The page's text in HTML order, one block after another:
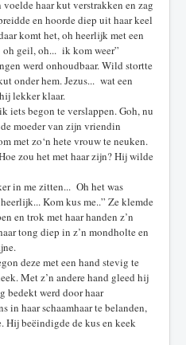
haar kut verstrakken en zag
en hoorde diep uit haar keel
komt het, oh heerlijk met een
oh geil, oh... ik kom weer”
werd onhoudbaar. Wild stortte
onder hem. Jezus... wat een
lekker klaar.
iets begon te verslappen. Goh, nu
moeder van zijn vriendin
met zo‘n hete vrouw te neuken.
zou het met haar zijn? Hij wilde
in me zitten... Oh het was
Kom kus me..” Ze klemde
en trok met haar handen z’n
tong diep in z’n mondholte en
deze met een hand stevig te
Met z’n andere hand gleed hij
bedekt werd door haar
in haar schaamhaar te belanden,
Hij beëindigde de kus en keek